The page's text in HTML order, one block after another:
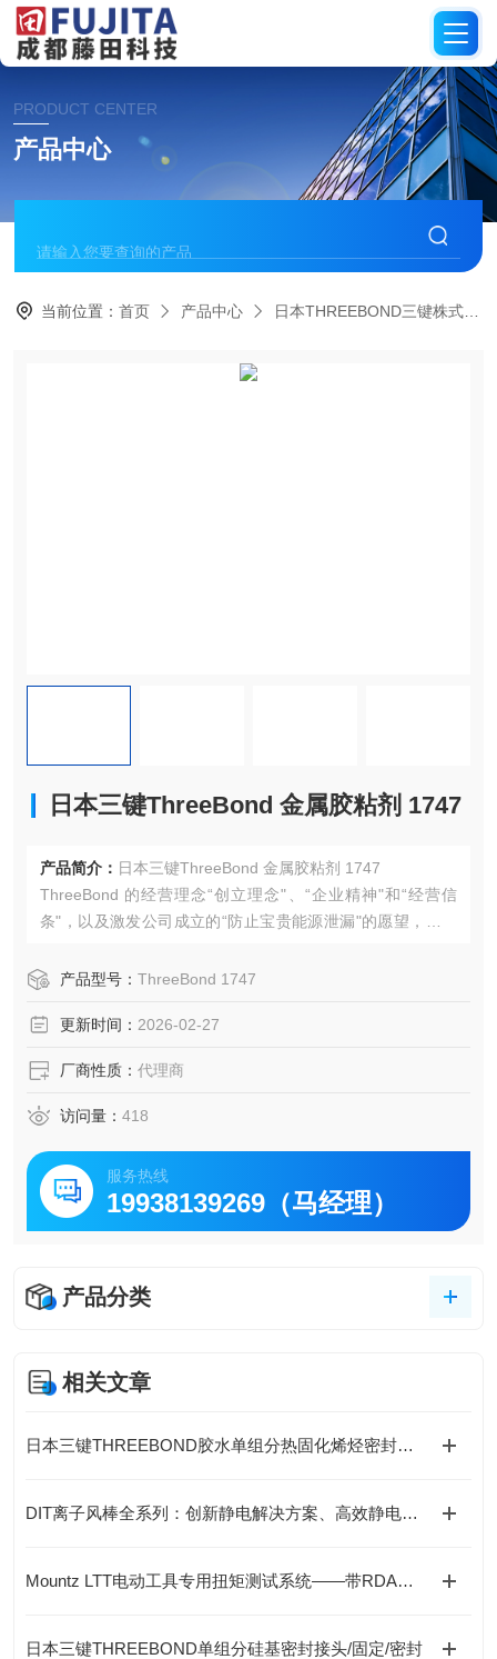
PRODUCT CENTER
产品中心
当前位置：首页 产品中心 日本THREEBOND三键株式会社
日本三键ThreeBond 金属胶粘剂 1747
产品简介： 日本三键ThreeBond 金属胶粘剂 1747
ThreeBond 的经营理念“创立理念"、“企业精神"和“经营信
条"，以及激发公司成立的“防止宝贵能源泄漏"的愿望，造就
重视我们成立时的原始理念和“经营原则"，在任何时代，所有
产品型号： ThreeBond 1747
更新时间： 2026-02-27
厂商性质： 代理商
访问量： 418
服务热线
19938139269（马经理）
产品分类
相关文章
日本三键THREEBOND胶水单组分热固化烯烃密封胶接
DIT离子风棒全系列：创新静电解决方案、高效静电消除新选择
Mountz LTT电动工具专用扭矩测试系统——带RDA适配器的精准验证
日本三键THREEBOND单组分硅基密封接头/固定/密封